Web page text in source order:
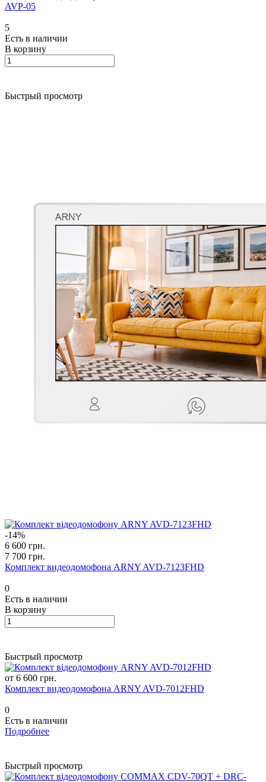
AVP-05
5
Есть в наличии
В корзину
Быстрый просмотр
-14%
6 600 грн.
7 700 грн.
Комплект видеодомофона ARNY AVD-7123FHD
0
Есть в наличии
В корзину
Быстрый просмотр
от 6 600 грн.
Комплект видеодомофона ARNY AVD-7012FHD
0
Есть в наличии
Подробнее
Быстрый просмотр